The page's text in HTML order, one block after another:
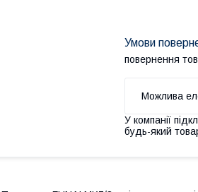
повернення
У компанії
будь-який